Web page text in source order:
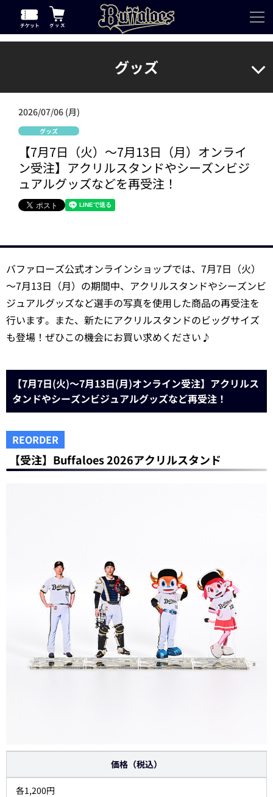
グッズ
2026/07/06 (月)
グッズ
【7月7日（火）～7月13日（月）オンライ
ン受注】アクリルスタンドやシーズンビジ
ュアルグッズなどを再受注！
バファローズ公式オンラインショップでは、7月7日（火）
～7月13日（月）の期間中、アクリルスタンドやシーズンビ
ジュアルグッズなど選手の写真を使用した商品の再受注を
行います。また、新たにアクリルスタンドのビッグサイズ
も登場！ぜひこの機会にお買い求めください♪
【7月7日(火)～7月13日(月)オンライン受注】アクリルス
タンドやシーズンビジュアルグッズなど再受注！
REORDER
【受注】Buffaloes 2026アクリルスタンド
価格（税込）
各1,200円